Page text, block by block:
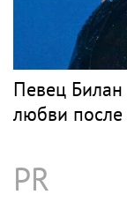
Певец Билан
любви после
PR